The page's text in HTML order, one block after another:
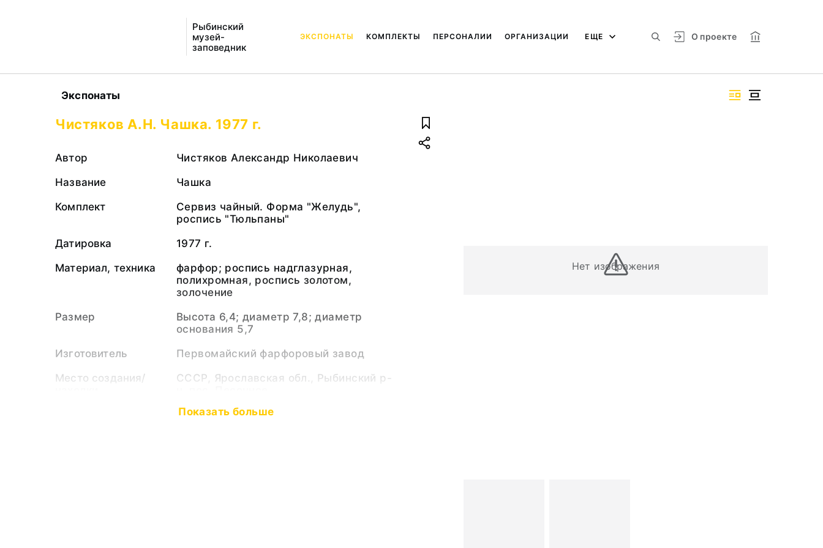
Рыбинский
музей-
заповедник
О проекте
ЭКСПОНАТЫ КОМПЛЕКТЫ ПЕРСОНАЛИИ ОРГАНИЗАЦИИ ЕЩЕ
Экспонаты
Нет изображения
Чистяков А.Н. Чашка. 1977 г.
Автор
Чистяков Александр Николаевич
Название
Чашка
Комплект
Сервиз чайный. Форма "Желудь",
роспись "Тюльпаны"
Датировка
1977 г.
Материал, техника
фарфор; роспись надглазурная,
полихромная, роспись золотом,
золочение
Размер
Высота 6,4; диаметр 7,8; диаметр
основания 5,7
Изготовитель
Первомайский фарфоровый завод
Место создания/
СССР, Ярославская обл., Рыбинский р-
Советское искусство
Показать больше